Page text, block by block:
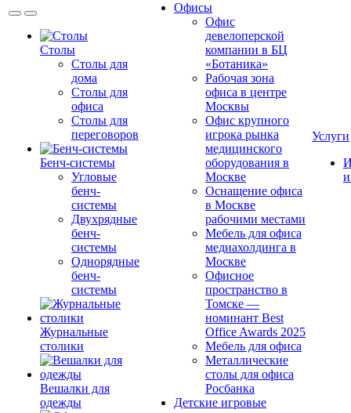
Столы
Столы для
дома
Столы для
офиса
Столы для
переговоров
Бенч-системы
Угловые
бенч-
системы
Двухрядные
бенч-
системы
Однорядные
бенч-
системы
Журнальные
столики
Вешалки для
одежды
Офисы
Офис
девелоперской
компании в БЦ
«Ботаника»
Рабочая зона
офиса в центре
Москвы
Офис крупного
игрока рынка
медицинского
оборудования в
Москве
Оснащение офиса
в Москве
рабочими местами
Мебель для офиса
медиахолдинга в
Москве
Офисное
пространство в
Томске —
номинант Best
Office Awards 2025
Мебель для офиса
Металлические
столы для офиса
Росбанка
Детские игровые
Услуги